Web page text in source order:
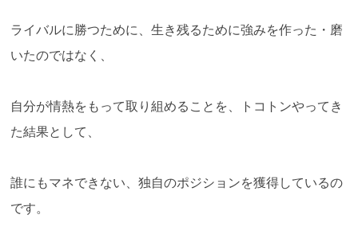
ライバルに勝つために、生き残るために強みを作った・磨
いたのではなく、
自分が情熱をもって取り組めることを、トコトンやってき
た結果として、
誰にもマネできない、独自のポジションを獲得しているの
です。